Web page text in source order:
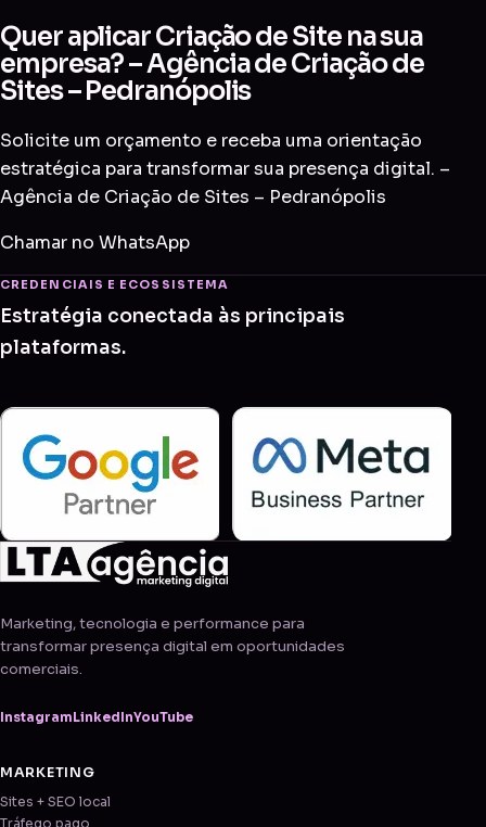
Quer aplicar Criação de Site na sua
empresa? – Agência de Criação de
Sites – Pedranópolis
Solicite um orçamento e receba uma orientação
estratégica para transformar sua presença digital. –
Agência de Criação de Sites – Pedranópolis
Chamar no WhatsApp
CREDENCIAIS E ECOSSISTEMA
Estratégia conectada às principais
plataformas.
Marketing, tecnologia e performance para
transformar presença digital em oportunidades
comerciais.
Instagram LinkedInYouTube
MARKETING
Sites + SEO local